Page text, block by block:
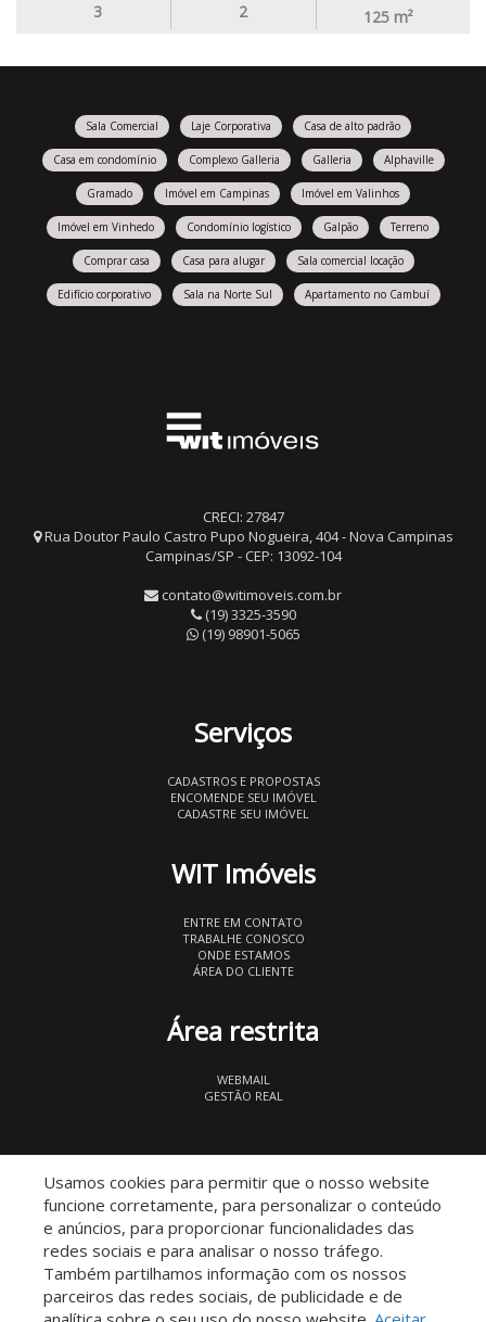
3 2 125 m²
Sala Comercial Laje Corporativa Casa de alto padrão
Casa em condomínio Complexo Galleria Galleria Alphaville
Gramado Imóvel em Campinas Imóvel em Valinhos
Imóvel em Vinhedo Condomínio logístico Galpão Terreno
Comprar casa Casa para alugar Sala comercial locação
Edifício corporativo Sala na Norte Sul Apartamento no Cambuí
CRECI: 27847
Rua Doutor Paulo Castro Pupo Nogueira, 404 - Nova Campinas
Campinas/SP - CEP: 13092-104
contato@witimoveis.com.br
(19) 3325-3590
(19) 98901-5065
Serviços
CADASTROS E PROPOSTAS
ENCOMENDE SEU IMÓVEL
CADASTRE SEU IMÓVEL
WIT Imóveis
ENTRE EM CONTATO
TRABALHE CONOSCO
ONDE ESTAMOS
ÁREA DO CLIENTE
Área restrita
WEBMAIL
GESTÃO REAL
Descomplicado por:
Usamos cookies para permitir que o nosso website
funcione corretamente, para personalizar o conteúdo
e anúncios, para proporcionar funcionalidades das
redes sociais e para analisar o nosso tráfego.
Também partilhamos informação com os nossos
parceiros das redes sociais, de publicidade e de